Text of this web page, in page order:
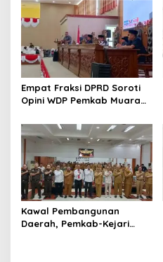
Empat Fraksi DPRD Soroti
Opini WDP Pemkab Muara
Kelola Keuangan
Kawal Pembangunan
Daerah, Pemkab-Kejari